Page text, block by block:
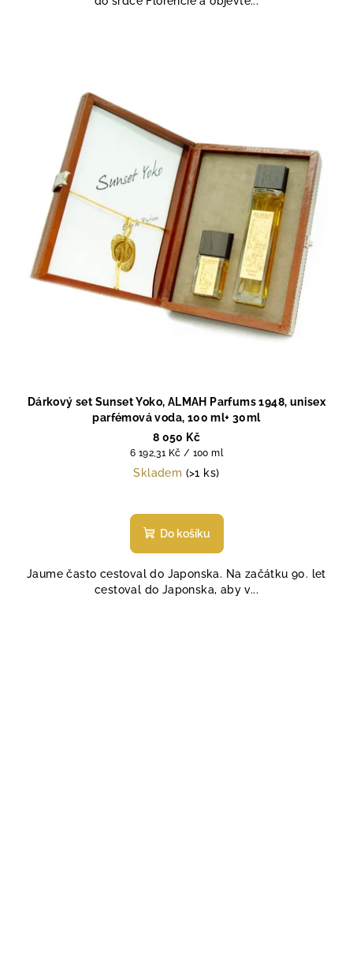
5
Dárkový set Sunset Yoko, ALMAH Parfums 1948, unisex
parfémová voda, 100 ml+ 30ml
8 050 Kč
Měrná
cena:
6 192,31 Kč / 100 ml
Skladem (>1 ks)
Do košíku
Jaume často cestoval do Japonska. Na začátku 90. let
cestoval do Japonska, aby v...